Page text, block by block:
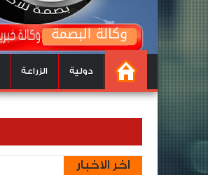
دولية الزراعة
اخر الاخبار